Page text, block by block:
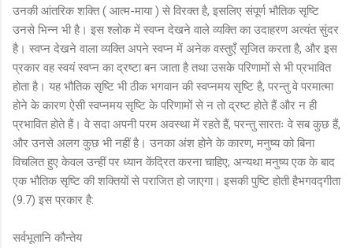
उनकी आंतरिक शक्ति ( आत्म-माया ) से विरक्त है, इसलिए संपूर्ण भौतिक सृष्टि
उनसे भिन्न भी है। इस श्लोक में स्वप्न देखने वाले व्यक्ति का उदाहरण अत्यंत सुंदर
है। स्वप्न देखने वाला व्यक्ति अपने स्वप्न में अनेक वस्तुएँ सृजित करता है, और इस
प्रकार वह स्वयं स्वप्न का द्रष्टा बन जाता है तथा उसके परिणामों से भी प्रभावित
होता है। यह भौतिक सृष्टि भी ठीक भगवान की स्वप्नमय सृष्टि है, परन्तु वे परमात्मा
होने के कारण ऐसी स्वप्नमय सृष्टि के परिणामों से न तो द्रष्ट होते हैं और न ही
प्रभावित होते हैं। वे सदा अपनी परम अवस्था में रहते हैं, परन्तु सारतः वे सब कुछ हैं,
और उनसे अलग कुछ भी नहीं है। उनका अंश होने के कारण, मनुष्य को बिना
विचलित हुए केवल उन्हीं पर ध्यान केंद्रित करना चाहिए; अन्यथा मनुष्य एक के बाद
एक भौतिक सृष्टि की शक्तियों से पराजित हो जाएगा। इसकी पुष्टि होती हैभगवद्गीता
(9.7) इस प्रकार है:
सर्वभूतानि कौन्तेय